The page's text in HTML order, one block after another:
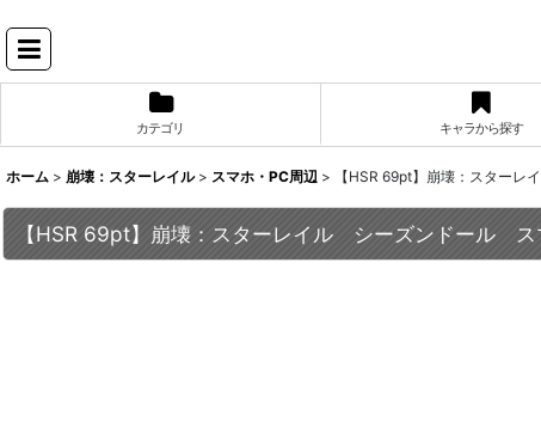
カテゴリ キャラから探す
ホーム > 崩壊：スターレイル > スマホ・PC周辺 > 【HSR 69pt】崩壊：スター
【HSR 69pt】崩壊：スターレイル シーズンドール